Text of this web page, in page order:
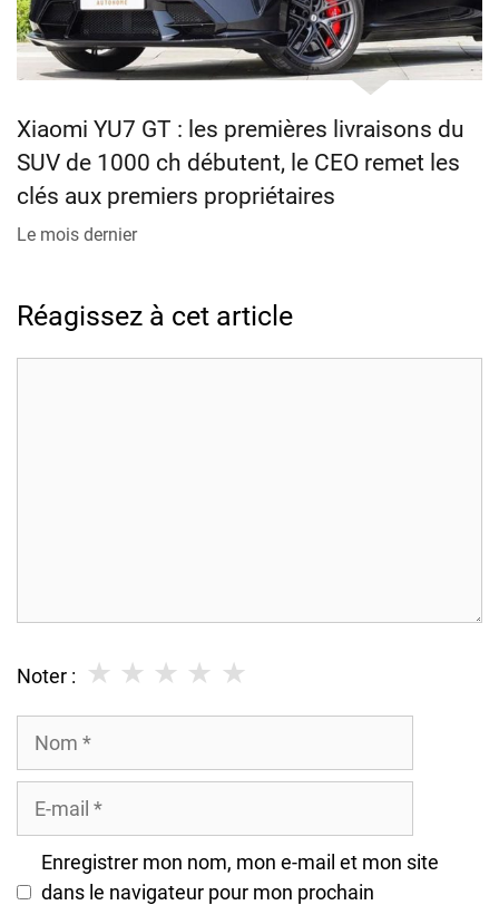
Xiaomi YU7 GT : les premières livraisons du
SUV de 1000 ch débutent, le CEO remet les
clés aux premiers propriétaires
Le mois dernier
Réagissez à cet article
Noter : ★
★
★
★
★
Enregistrer mon nom, mon e-mail et mon site
dans le navigateur pour mon prochain